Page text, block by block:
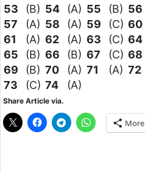
53
(B) 54 (A) 55 (B) 56
57
(A) 58 (A) 59 (C) 60
61
(A) 62 (A) 63 (C) 64
65
(B) 66 (B) 67 (C) 68
69
(B) 70 (A) 71 (A) 72
73
(C) 74 (A)
Share Article via.
More